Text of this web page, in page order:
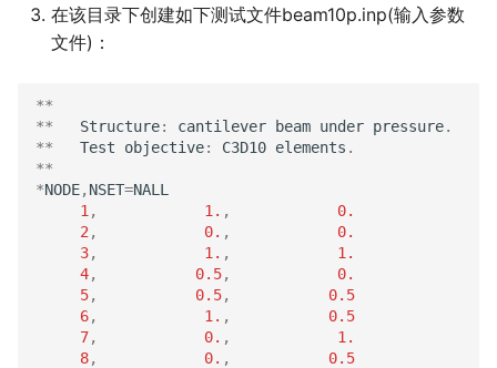
在该目录下创建如下测试文件beam10p.inp(输入参数
文件)：
**
**
Structure: cantilever beam under pressure.
**
Test objective: C3D10 elements .
**
*NODE, NSET=NALL
1 , 1. ,
0.
2 , 0. ,
0.
3, 1. ,
1.
4, 0.5,
0.
5, 0.5,
0.5
6, 1. ,
0.5
7, 0. ,
1.
8, 0. ,
0.5